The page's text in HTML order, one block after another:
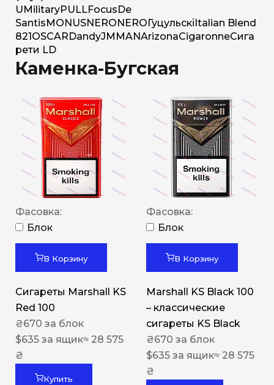
U MilitaryPULLFocus De
Santis MONUSNERO NERO Гуцульскі Italian Blend
821 OSCAR DandyJM MANArizonaCigaronneСига
рети LD
Каменка-Бугская
Фасовка:
Блок
В Корзину
Сигареты Marshall KS
Red 100
₴670 за блок
$635 за ящик≈ 28 575
₴
Купить
Фасовка:
Блок
В Корзину
Marshall KS Black 100
– классические
сигареты KS Black
₴670 за блок
$635 за ящик≈ 28 575
₴